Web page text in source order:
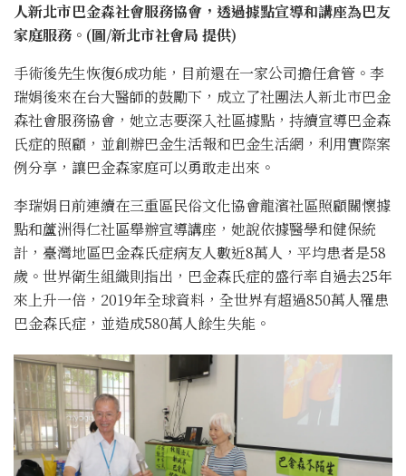
人新北市巴金森社會服務協會，透過據點宣導和講座為巴友
家庭服務。(圖/新北市社會局 提供)
手術後先生恢復6成功能，目前還在一家公司擔任倉管。李
瑞娟後來在台大醫師的鼓勵下，成立了社團法人新北市巴金
森社會服務協會，她立志要深入社區據點，持續宣導巴金森
氏症的照顧，並創辦巴金生活報和巴金生活網，利用實際案
例分享，讓巴金森家庭可以勇敢走出來。
李瑞娟日前連續在三重區民俗文化協會龍濱社區照顧關懷據
點和蘆洲得仁社區舉辦宣導講座，她說依據醫學和健保統
計，臺灣地區巴金森氏症病友人數近8萬人，平均患者是58
歲。世界衛生組織則指出，巴金森氏症的盛行率自過去25年
來上升一倍，2019年全球資料，全世界有超過850萬人罹患
巴金森氏症，並造成580萬人餘生失能。